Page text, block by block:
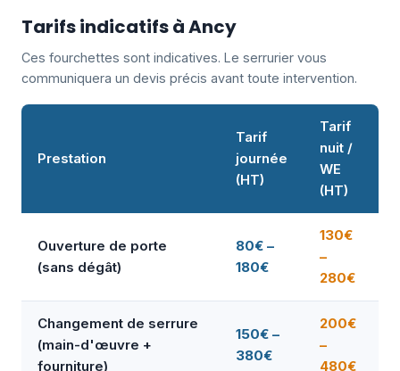
Tarifs indicatifs à Ancy
Ces fourchettes sont indicatives. Le serrurier vous
communiquera un devis précis avant toute intervention.
Prestation
Tarif
journée
(HT)
Tarif
nuit /
WE
(HT)
Ouverture de porte
(sans dégât)
80€ –
180€
130€
–
280€
Changement de serrure
(main-d'œuvre +
fourniture)
150€ –
380€
200€
–
480€